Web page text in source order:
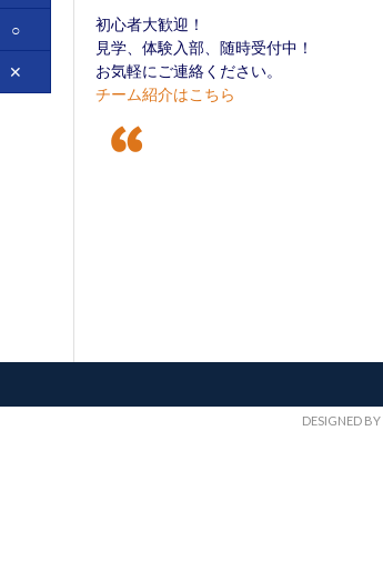
○
✕
初心者大歓迎！
見学、体験入部、随時受付中！
お気軽にご連絡ください。
チーム紹介はこちら
DESIGNED